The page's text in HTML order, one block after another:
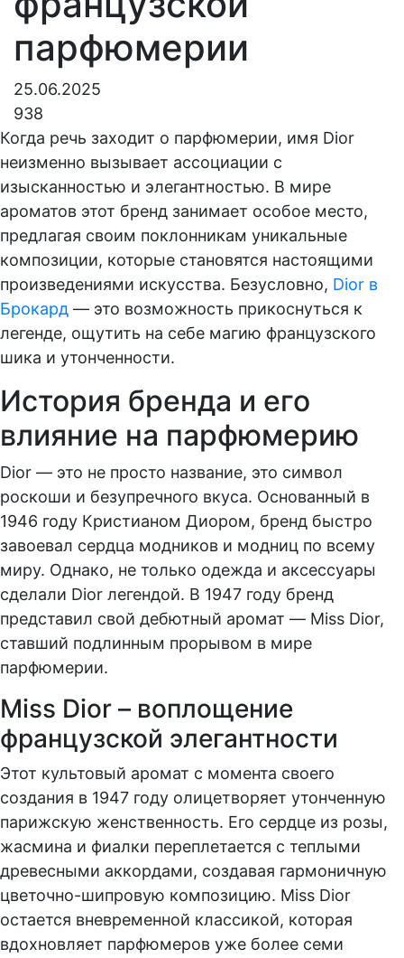
парфюмерии
25.06.2025
938
Когда речь заходит о парфюмерии, имя Dior
неизменно вызывает ассоциации с
изысканностью и элегантностью. В мире
ароматов этот бренд занимает особое место,
предлагая своим поклонникам уникальные
композиции, которые становятся настоящими
произведениями искусства. Безусловно, Dior в
Брокард — это возможность прикоснуться к
легенде, ощутить на себе магию французского
шика и утонченности.
История бренда и его
влияние на парфюмерию
Dior — это не просто название, это символ
роскоши и безупречного вкуса. Основанный в
1946 году Кристианом Диором, бренд быстро
завоевал сердца модников и модниц по всему
миру. Однако, не только одежда и аксессуары
сделали Dior легендой. В 1947 году бренд
представил свой дебютный аромат — Miss Dior,
ставший подлинным прорывом в мире
парфюмерии.
Miss Dior – воплощение
французской элегантности
Этот культовый аромат с момента своего
создания в 1947 году олицетворяет утонченную
парижскую женственность. Его сердце из розы,
жасмина и фиалки переплетается с теплыми
древесными аккордами, создавая гармоничную
цветочно-шипровую композицию. Miss Dior
остается вневременной классикой, которая
вдохновляет парфюмеров уже более семи